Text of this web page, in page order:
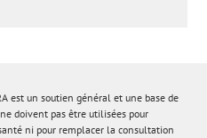
est un soutien général et une base de
doivent pas être utilisées pour
ni pour remplacer la consultation